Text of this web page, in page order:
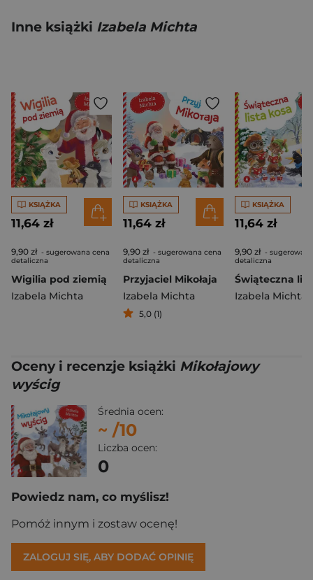
Inne książki Izabela Michta
KSIĄŻKA
11,64 zł
9,90 zł - sugerowana cena
detaliczna
Wigilia pod ziemią
Izabela Michta
KSIĄŻKA
11,64 zł
9,90 zł - sugerowana cena
detaliczna
Przyjaciel Mikołaja
Izabela Michta
5,0 (1)
KSIĄŻKA
11,64 zł
9,90 zł -
detaliczna
Izabela Michta
Oceny i recenzje książki Mikołajowy
wyścig
Średnia ocen:
~ /10
Liczba ocen:
0
Powiedz nam, co myślisz!
Pomóż innym i zostaw ocenę!
ZALOGUJ SIĘ, ABY DODAĆ OPINIĘ